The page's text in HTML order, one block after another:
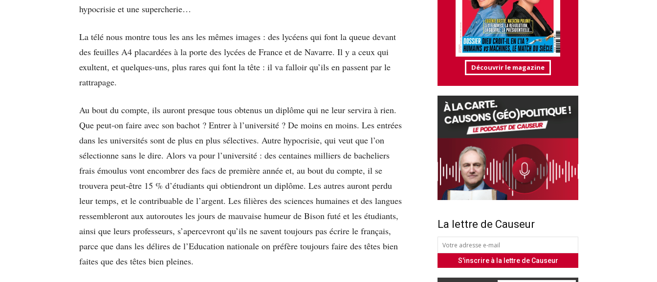
hypocrisie et une supercherie…
La télé nous montre tous les ans les mêmes images : des lycéens qui font la queue devant
des feuilles A4 placardées à la porte des lycées de France et de Navarre. Il y a ceux qui
exultent, et quelques-uns, plus rares qui font la tête : il va falloir qu’ils en passent par le
rattrapage.
Au bout du compte, ils auront presque tous obtenus un diplôme qui ne leur servira à rien.
Que peut-on faire avec son bachot ? Entrer à l’université ? De moins en moins. Les entrées
dans les universités sont de plus en plus sélectives. Autre hypocrisie, qui veut que l’on
sélectionne sans le dire. Alors va pour l’université : des centaines milliers de bacheliers
frais émoulus vont encombrer des facs de première année et, au bout du compte, il se
trouvera peut-être 15 % d’étudiants qui obtiendront un diplôme. Les autres auront perdu
leur temps, et le contribuable de l’argent. Les filières des sciences humaines et des langues
ressembleront aux autoroutes les jours de mauvaise humeur de Bison futé et les étudiants,
ainsi que leurs professeurs, s’apercevront qu’ils ne savent toujours pas écrire le français,
parce que dans les délires de l’Education nationale on préfère toujours faire des têtes bien
faites que des têtes bien pleines.
Découvrir le magazine
La lettre de Causeur